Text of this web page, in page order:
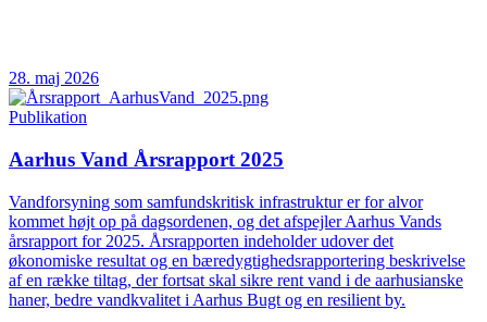
28. maj 2026
Publikation
Aarhus Vand Årsrapport 2025
Vandforsyning som samfundskritisk infrastruktur er for alvor
kommet højt op på dagsordenen, og det afspejler Aarhus Vands
årsrapport for 2025. Årsrapporten indeholder udover det
økonomiske resultat og en bæredygtighedsrapportering beskrivelse
af en række tiltag, der fortsat skal sikre rent vand i de aarhusianske
haner, bedre vandkvalitet i Aarhus Bugt og en resilient by.